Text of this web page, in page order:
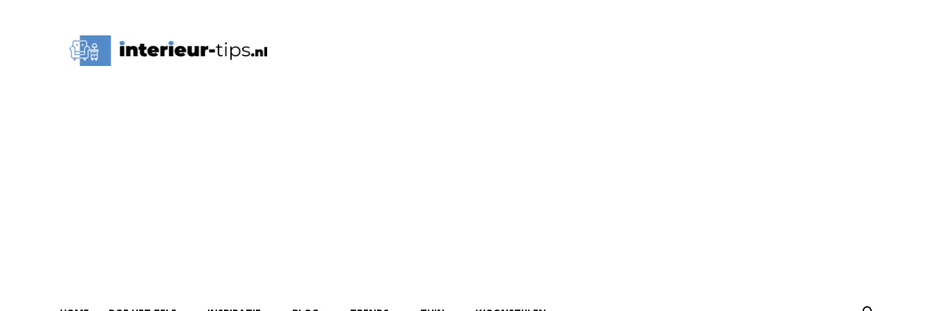
Tips,
Ideeën